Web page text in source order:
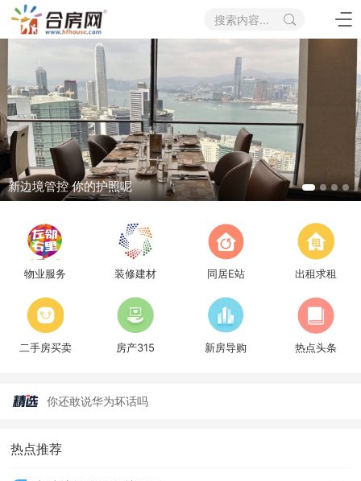
搜索内容...
你还敢说华为坏话吗
物业服务 装修建材 同居E站 出租求租
二手房买卖 房产315 新房导购 热点头条
金價一度重返4100美元以上
你还敢说华为坏话吗
金價一度重返4100美元以上
热点推荐